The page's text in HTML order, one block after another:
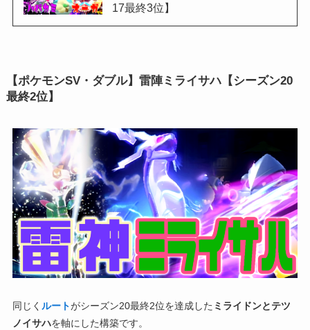
17最終3位】
【ポケモンSV・ダブル】雷陣ミライサハ【シーズン20
最終2位】
同じく ルートがシーズン20最終2位を達成した ミライドンとテツ
ノイサハを軸にした構築です。